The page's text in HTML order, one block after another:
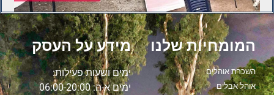
המומחיות שלנו
השכרת אוהלים
אוהל אבלים
מידע על העסק
ימים ושעות פעילות:
ימים א-ה: 06:00-20:00